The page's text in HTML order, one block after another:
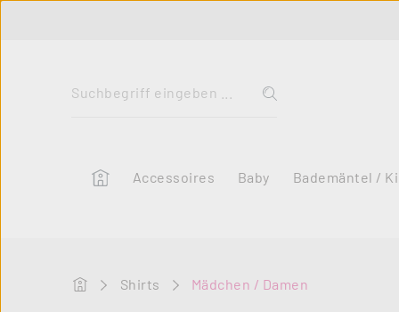
Home Accessoires Baby Bademäntel /
Startseite
Shirts Mädchen / Damen